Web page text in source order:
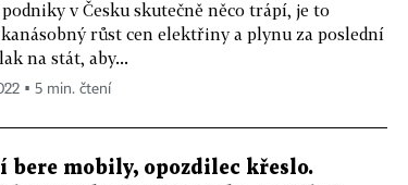
podniky v Česku skutečně něco trápí, je to
růst cen elektřiny a plynu za poslední
na stát, aby...
▪ 5 min. čtení
bere mobily, opozdilec křeslo.